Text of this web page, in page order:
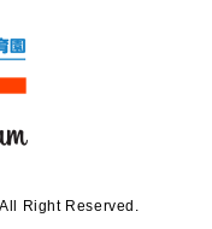
Right Reserved.